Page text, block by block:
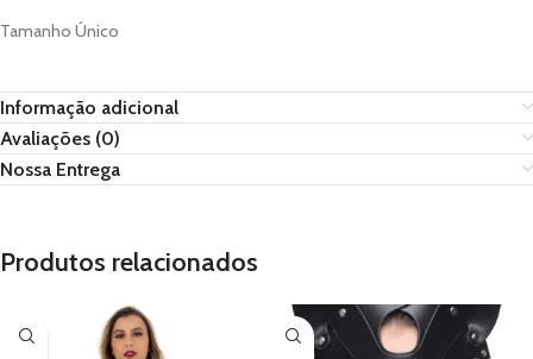
Tamanho Único
Informação adicional
Avaliações (0)
Nossa Entrega
Produtos relacionados